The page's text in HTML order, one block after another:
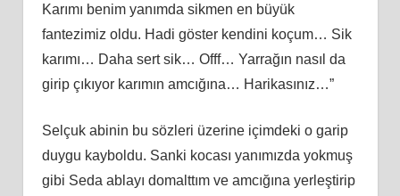
Karımı benim yanımda sikmen en büyük
fantezimiz oldu. Hadi göster kendini koçum… Sik
karımı… Daha sert sik… Offf… Yarrağın nasıl da
girip çıkıyor karımın amcığına… Harikasınız…”
Selçuk abinin bu sözleri üzerine içimdeki o garip
duygu kayboldu. Sanki kocası yanımızda yokmuş
gibi Seda ablayı domalttım ve amcığına yerleştirip